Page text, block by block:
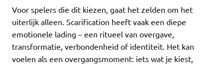
Voor spelers die dit kiezen, gaat het zelden om het
uiterlijk alleen. Scarification heeft vaak een diepe
emotionele lading – een ritueel van overgave,
transformatie, verbondenheid of identiteit. Het kan
voelen als een overgangsmoment: iets wat je kiest,